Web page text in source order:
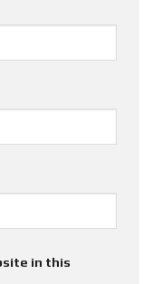
in this